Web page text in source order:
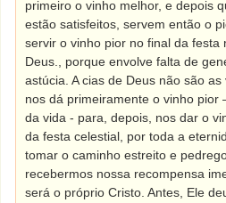
primeiro o vinho melhor, e depois
estão satisfeitos, servem então o
servir o vinho pior no final da
Deus., porque envolve falta de
astúcia. A cias de Deus não são
nos dá primeiramente o vinho pior
da vida - para, depois, nos dar o
da festa celestial, por toda a
tomar o caminho estreito e
recebermos nossa recompensa
será o próprio Cristo. Antes, Ele